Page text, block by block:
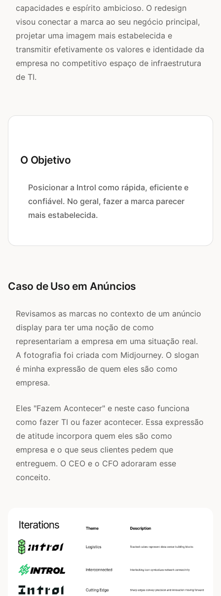
capacidades e espírito ambicioso. O redesign
visou conectar a marca ao seu negócio principal,
projetar uma imagem mais estabelecida e
transmitir efetivamente os valores e identidade da
empresa no competitivo espaço de infraestrutura
de TI.
O Objetivo
Posicionar a Introl como rápida, eficiente e
confiável. No geral, fazer a marca parecer
mais estabelecida.
Caso de Uso em Anúncios
Revisamos as marcas no contexto de um anúncio
display para ter uma noção de como
representariam a empresa em uma situação real.
A fotografia foi criada com Midjourney. O slogan
é minha expressão de quem eles são como
empresa.
Eles "Fazem Acontecer" e neste caso funciona
como fazer TI ou fazer acontecer. Essa expressão
de atitude incorpora quem eles são como
empresa e o que seus clientes pedem que
entreguem. O CEO e o CFO adoraram esse
conceito.